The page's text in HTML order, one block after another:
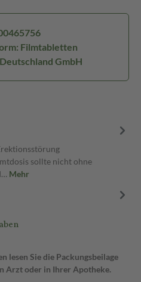
Filmtabletten
GmbH
sollte nicht ohne
Mehr
lesen Sie die Packungsbeilage
Arzt oder in Ihrer Apotheke.